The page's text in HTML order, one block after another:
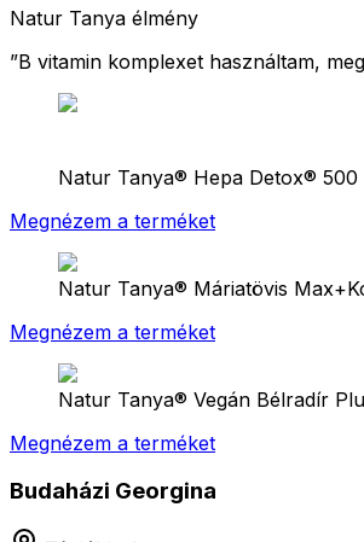
Natur Tanya élmény
”B vitamin komplexet használtam,
Natur Tanya® Hepa Detox® 500
Megnézem a terméket
Natur Tanya® Máriatövis
Megnézem a terméket
Natur Tanya® Vegán Bélradír
Megnézem a terméket
Budaházi Georgina